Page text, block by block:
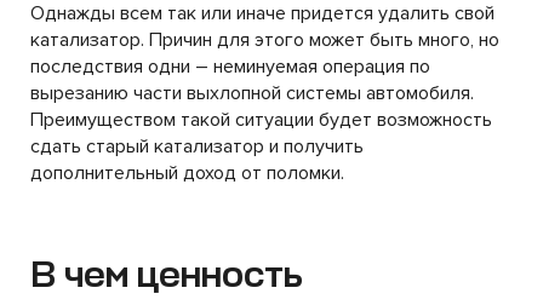
Однажды всем так или иначе придется удалить свой
катализатор. Причин для этого может быть много, но
последствия одни – неминуемая операция по
вырезанию части выхлопной системы автомобиля.
Преимуществом такой ситуации будет возможность
сдать старый катализатор и получить
дополнительный доход от поломки.
В чем ценность